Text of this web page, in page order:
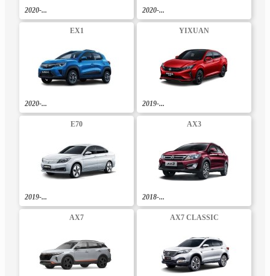
2020-... 2020-...
EX1
2020-...
YIXUAN
2019-...
E70
2019-...
AX3
2018-...
AX7 AX7 CLASSIC